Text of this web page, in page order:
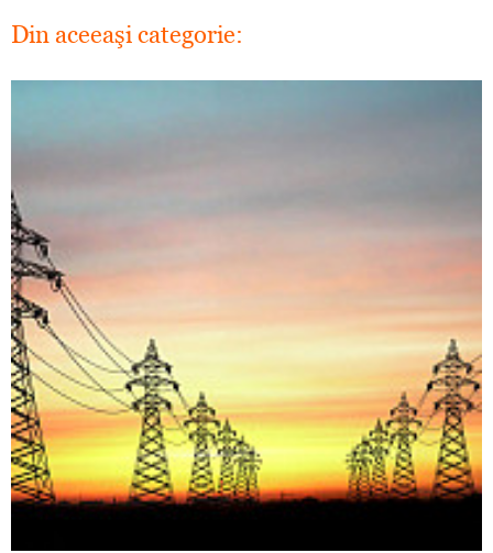
Din aceeaşi categorie: